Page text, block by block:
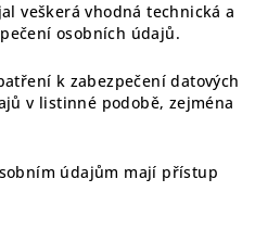
veškerá vhodná technická a
osobních údajů.
k zabezpečení datových
v listinné podobě, zejména
údajům mají přístup